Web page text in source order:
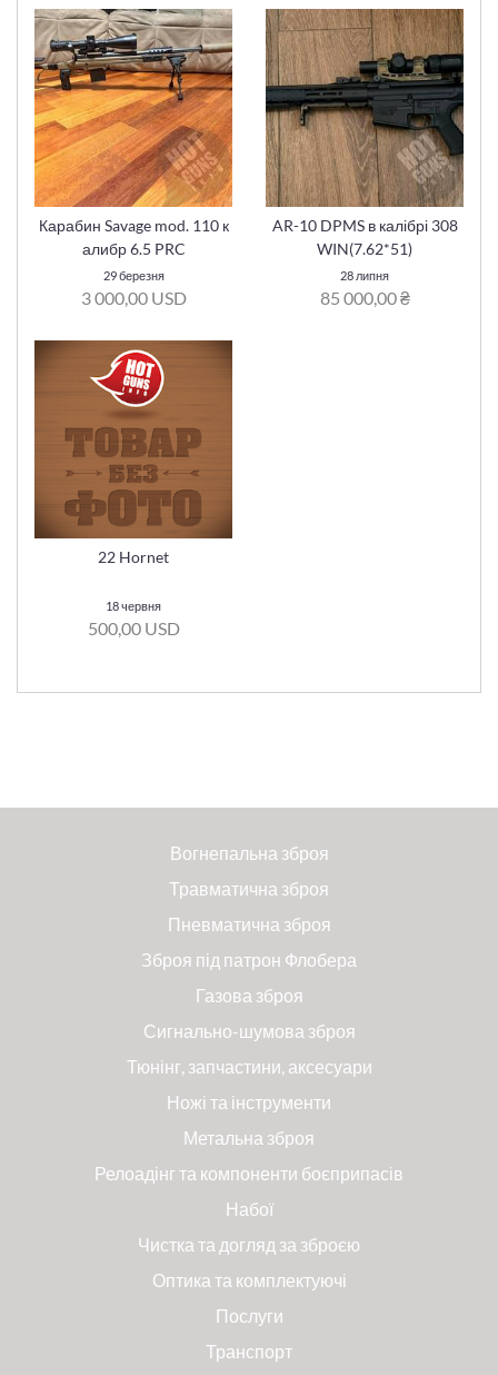
Карабин Savage mod. 110 к
алибр 6.5 PRC
29 березня
3 000,00 USD
AR-10 DPMS в калібрі 308
WIN(7.62*51)
28 липня
85 000,00 ₴
22 Hornet
18 червня
500,00 USD
Вогнепальна зброя
Травматична зброя
Пневматична зброя
Зброя під патрон Флобера
Газова зброя
Сигнально-шумова зброя
Тюнінг, запчастини, аксесуари
Ножі та інструменти
Метальна зброя
Релоадінг та компоненти боєприпасів
Набої
Чистка та догляд за зброєю
Оптика та комплектуючі
Послуги
Транспорт